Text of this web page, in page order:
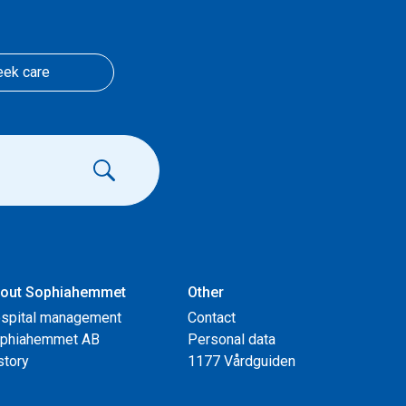
care
Sophiahemmet
management
AB
Other
Contact
Personal data
1177 Vårdguiden